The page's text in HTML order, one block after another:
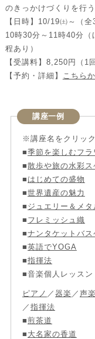
のきっかけづくりを行う
【日時】10/19㈯～（全
10時30分～11時40分（
程あり）
【受講料】8,250円（1
【予約・詳細】 こちら
講座一例
※講座名をクリッ
■季節を楽しむフラ
■散歩や旅の水彩ス
■ はじめての盛物
■世界遺産の魅力
■ ジュエリー＆メタ
■ フレミッシュ織
■ナンタケットバス
■英語でYOGA
■指揮法
■音楽個人レッスン
ピアノ ／ 器楽 ／ 声楽
／指揮法
■煎茶道
■ 大名家の香道